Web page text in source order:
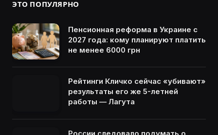
ЭТО ПОПУЛЯРНО
Пенсионная реформа в Украине с
2027 года: кому планируют платить
не менее 6000 грн
Рейтинги Кличко сейчас «убивают»
результаты его же 5-летней
работы — Лагута